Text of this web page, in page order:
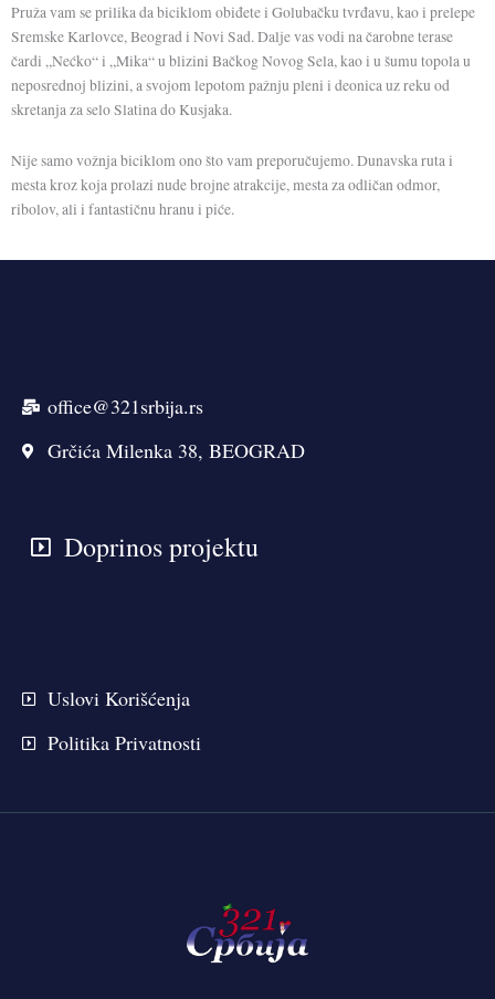
Pruža vam se prilika da biciklom obiđete i Golubačku tvrđavu, kao i prelepe
Sremske Karlovce, Beograd i Novi Sad. Dalje vas vodi na čarobne terase
čardi „Nećko“ i „Mika“ u blizini Bačkog Novog Sela, kao i u šumu topola u
neposrednoj blizini, a svojom lepotom pažnju pleni i deonica uz reku od
skretanja za selo Slatina do Kusjaka.
Nije samo vožnja biciklom ono što vam preporučujemo. Dunavska ruta i
mesta kroz koja prolazi nude brojne atrakcije, mesta za odličan odmor,
ribolov, ali i fantastičnu hranu i piće.
office@321srbija.rs
Grčića Milenka 38, BEOGRAD
Doprinos projektu
Uslovi Korišćenja
Politika Privatnosti